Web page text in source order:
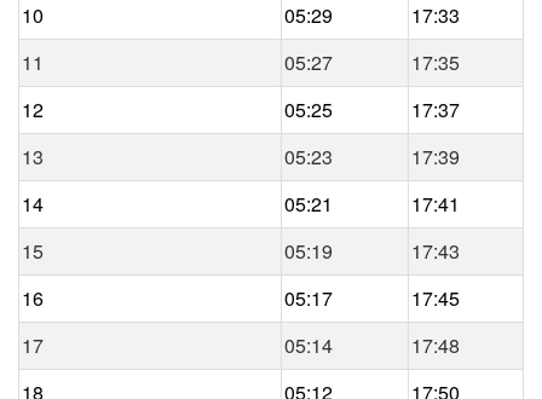
10
05:29
17:33
11
05:27
17:35
12
05:25
17:37
13
05:23
17:39
14
05:21
17:41
15
05:19
17:43
16
05:17
17:45
17
05:14
17:48
18
05:12
17:50